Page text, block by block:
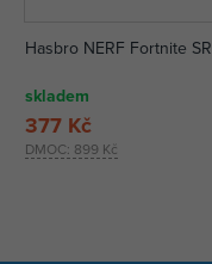
Hasbro NERF Fortnite SR
skladem
DMOC: 899 Kč
377 Kč